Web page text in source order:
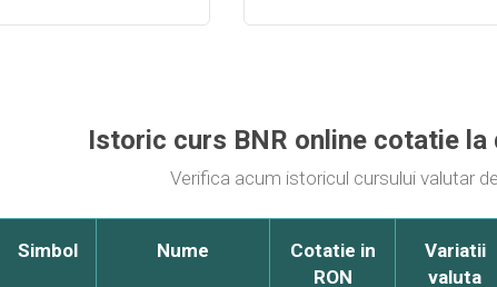
Istoric curs BNR online cotatie la
Verifica acum istoricul cursului valutar
Simbol Nume
Cotatie in
RON
Variatii
valuta